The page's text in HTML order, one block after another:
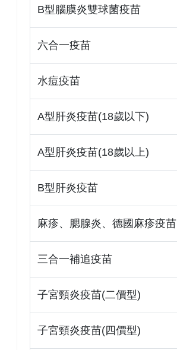
B型腦膜炎雙球菌疫苗
六合一疫苗
水痘疫苗
A型肝炎疫苗(18歲以下)
A型肝炎疫苗(18歲以上)
B型肝炎疫苗
麻疹、腮腺炎、德國麻疹疫苗
三合一補追疫苗
子宮頸炎疫苗(二價型)
子宮頸炎疫苗(四價型)